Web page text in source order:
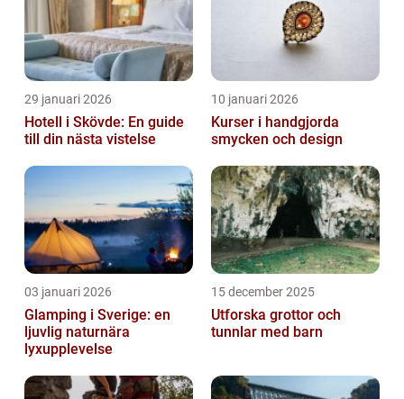
29 januari 2026
Hotell i Skövde: En guide
till din nästa vistelse
10 januari 2026
Kurser i handgjorda
smycken och design
03 januari 2026
Glamping i Sverige: en
ljuvlig naturnära
lyxupplevelse
15 december 2025
Utforska grottor och
tunnlar med barn